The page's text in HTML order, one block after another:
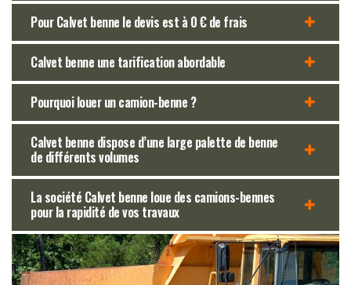
Pour Calvet benne le devis est à 0 € de frais
Calvet benne une tarification abordable
Pourquoi louer un camion-benne ?
Calvet benne dispose d’une large palette de benne
de différents volumes
La société Calvet benne loue des camions-bennes
pour la rapidité de vos travaux